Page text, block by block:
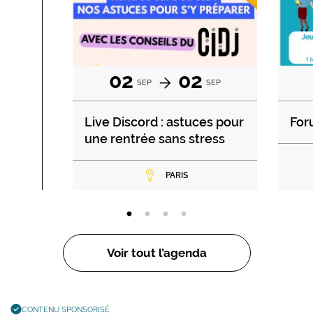
02 SEP 02 SEP
Live Discord : astuces pour
une rentrée sans stress
PARIS
Voir tout l’agenda
CONTENU SPONSORISÉ